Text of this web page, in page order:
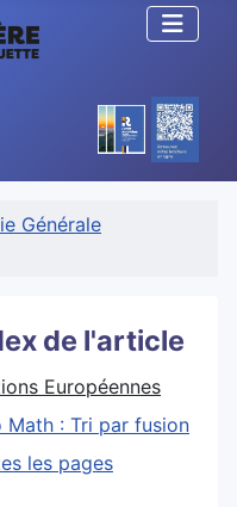
Générale
de l'article
Européennes
Math : Tri par fusion
les pages